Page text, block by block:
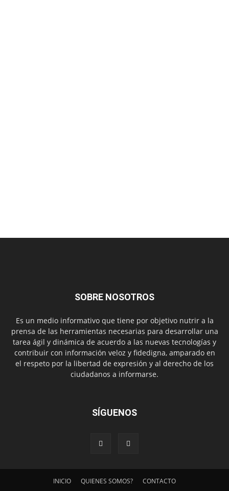
SOBRE NOSOTROS
Es un medio informativo que tiene por objetivo nutrir a la
prensa de las herramientas necesarias para desarrollar una
tarea ágil y dinámica de acuerdo a las nuevas tecnologías y
contribuir con información veloz y fidedigna, amparado en
el respeto por la libertad de expresión y al derecho de los
ciudadanos a informarse.
SÍGUENOS
INICIO QUIENES SOMOS? CONTACTO